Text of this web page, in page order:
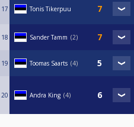
17 Tonis Tikerpuu
18 Sander Tamm 2
19 Toomas Saarts 4
20 Andra King 4